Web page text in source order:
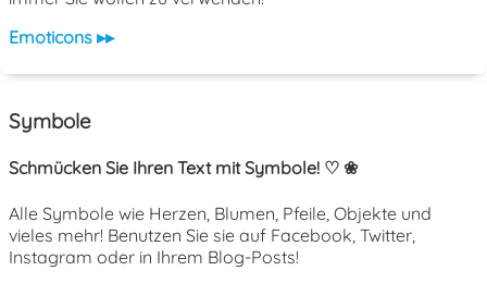
Emoticons ▸▸
Symbole
Schmücken Sie Ihren Text mit Symbole! ♡ ❀
Alle Symbole wie Herzen, Blumen, Pfeile, Objekte und
vieles mehr! Benutzen Sie sie auf Facebook, Twitter,
Instagram oder in Ihrem Blog-Posts!